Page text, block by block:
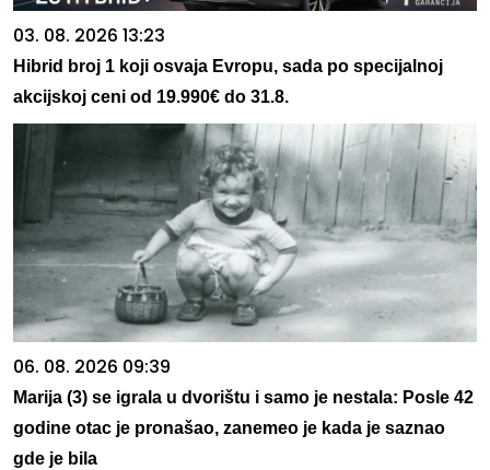
03. 08. 2026 13:23
Hibrid broj 1 koji osvaja Evropu, sada po specijalnoj
akcijskoj ceni od 19.990€ do 31.8.
06. 08. 2026 09:39
Marija (3) se igrala u dvorištu i samo je nestala: Posle 42
godine otac je pronašao, zanemeo je kada je saznao
gde je bila